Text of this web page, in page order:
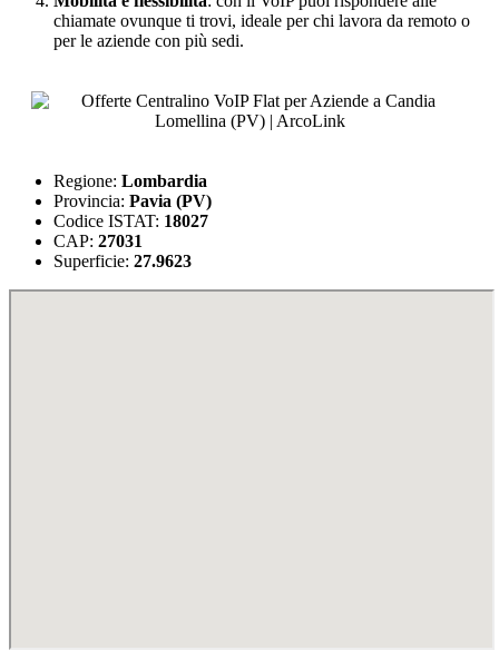
chiamate ovunque ti trovi, ideale per chi lavora da remoto o
per le aziende con più sedi.
Regione: Lombardia
Provincia: Pavia (PV)
Codice ISTAT: 18027
CAP: 27031
Superficie: 27.9623